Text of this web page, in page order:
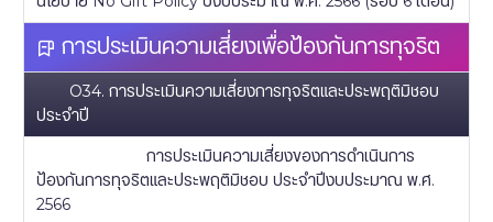
การประเมินความเสี่ยงเพื่อป้องกันการทุจริต
O34. การประเมินความเสี่ยงการทุจริตและประพฤติมิชอบ
ประจำปี
การประเมินความเสี่ยงของการดำเนินการ
ป้องกันการทุจริตและประพฤติมิชอบ ประจำปีงบประมาณ พ.ศ.
2566